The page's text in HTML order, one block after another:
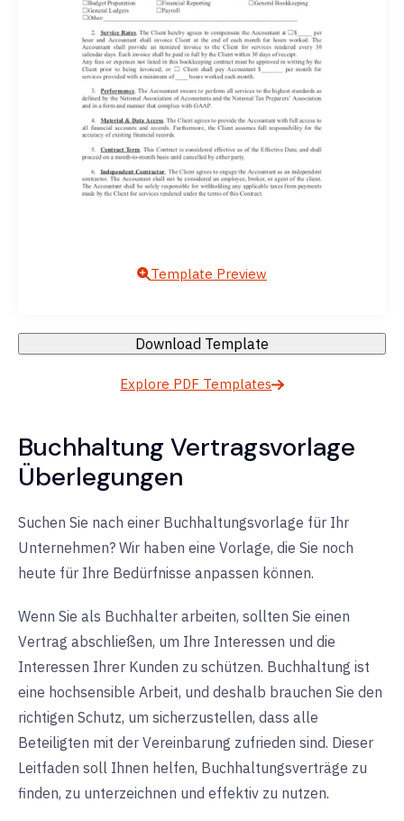
Template Preview
Download Template
Explore PDF Templates
Buchhaltung Vertragsvorlage
Überlegungen
Suchen Sie nach einer Buchhaltungsvorlage für Ihr
Unternehmen? Wir haben eine Vorlage, die Sie noch
heute für Ihre Bedürfnisse anpassen können.
Wenn Sie als Buchhalter arbeiten, sollten Sie einen
Vertrag abschließen, um Ihre Interessen und die
Interessen Ihrer Kunden zu schützen. Buchhaltung ist
eine hochsensible Arbeit, und deshalb brauchen Sie den
richtigen Schutz, um sicherzustellen, dass alle
Beteiligten mit der Vereinbarung zufrieden sind. Dieser
Leitfaden soll Ihnen helfen, Buchhaltungsverträge zu
finden, zu unterzeichnen und effektiv zu nutzen.